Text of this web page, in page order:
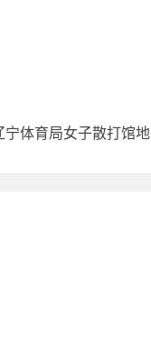
宁体育局女子散打馆地